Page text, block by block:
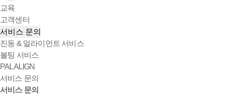
교육
고객센터
서비스 문의
진동 & 얼라이먼트 서비스
볼팅 서비스
PALALIGN
서비스 문의
서비스 문의